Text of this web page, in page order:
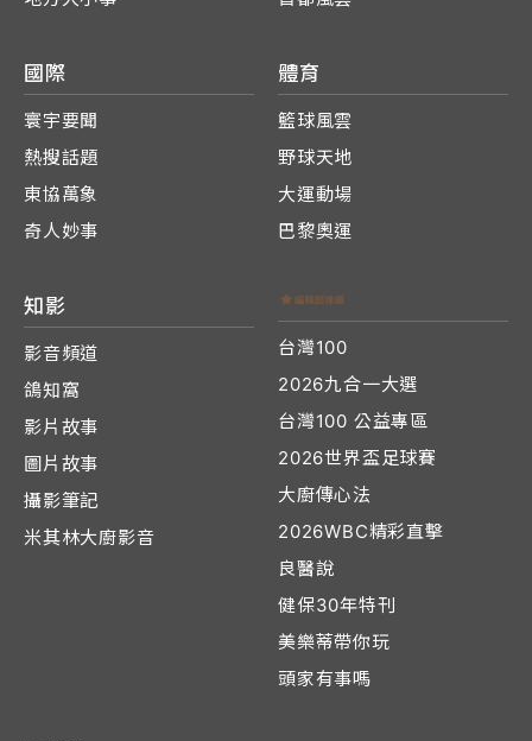
國際
寰宇要聞
熱搜話題
東協萬象
奇人妙事
體育
籃球風雲
野球天地
大運動場
巴黎奧運
知影
影音頻道
鴿知窩
影片故事
圖片故事
攝影筆記
米其林大廚影音
台灣100
2026九合一大選
台灣100 公益專區
2026世界盃足球賽
大廚傳心法
2026WBC精彩直擊
良醫說
健保30年特刊
美樂蒂帶你玩
頭家有事嗎